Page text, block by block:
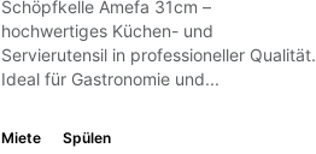
Schöpfkelle Amefa 31cm –
hochwertiges Küchen- und
Servierutensil in professioneller Qualität.
Ideal für Gastronomie und...
Miete Spülen